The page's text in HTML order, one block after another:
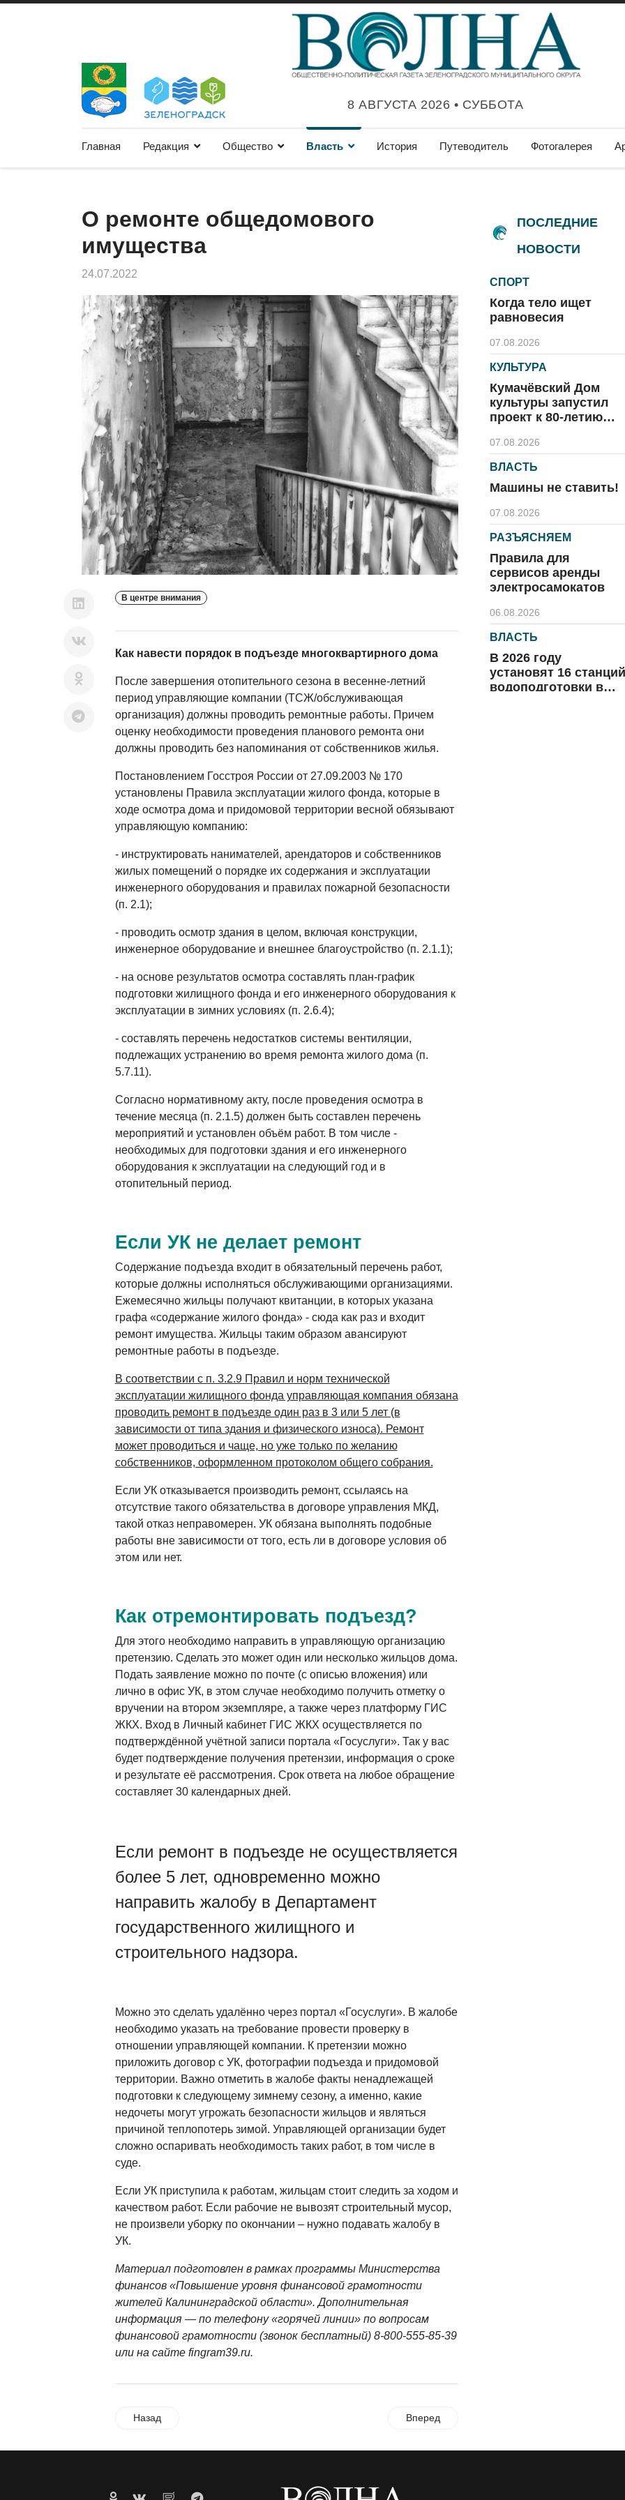
8 АВГУСТА 2026 • СУББОТА
Главная Редакция Общество Власть История Путеводитель Фотогалерея
О ремонте общедомового
имущества
24.07.2022
В центре внимания
Как навести порядок в подъезде многоквартирного дома
После завершения отопительного сезона в весенне-летний
период управляющие компании (ТСЖ/обслуживающая
организация) должны проводить ремонтные работы. Причем
оценку необходимости проведения планового ремонта они
должны проводить без напоминания от собственников жилья.
Постановлением Госстроя России от 27.09.2003 № 170
установлены Правила эксплуатации жилого фонда, которые в
ходе осмотра дома и придомовой территории весной обязывают
управляющую компанию:
- инструктировать нанимателей, арендаторов и собственников
жилых помещений о порядке их содержания и эксплуатации
инженерного оборудования и правилах пожарной безопасности
(п. 2.1);
- проводить осмотр здания в целом, включая конструкции,
инженерное оборудование и внешнее благоустройство (п. 2.1.1);
- на основе результатов осмотра составлять план-график
подготовки жилищного фонда и его инженерного оборудования к
эксплуатации в зимних условиях (п. 2.6.4);
- составлять перечень недостатков системы вентиляции,
подлежащих устранению во время ремонта жилого дома (п.
5.7.11).
Согласно нормативному акту, после проведения осмотра в
течение месяца (п. 2.1.5) должен быть составлен перечень
мероприятий и установлен объём работ. В том числе -
необходимых для подготовки здания и его инженерного
оборудования к эксплуатации на следующий год и в
отопительный период.
Если УК не делает ремонт
Содержание подъезда входит в обязательный перечень работ,
которые должны исполняться обслуживающими организациями.
Ежемесячно жильцы получают квитанции, в которых указана
графа «содержание жилого фонда» - сюда как раз и входит
ремонт имущества. Жильцы таким образом авансируют
ремонтные работы в подъезде.
В соответствии с п. 3.2.9 Правил и норм технической
эксплуатации жилищного фонда управляющая компания обязана
проводить ремонт в подъезде один раз в 3 или 5 лет (в
зависимости от типа здания и физического износа). Ремонт
может проводиться и чаще, но уже только по желанию
собственников, оформленном протоколом общего собрания.
Если УК отказывается производить ремонт, ссылаясь на
отсутствие такого обязательства в договоре управления МКД,
такой отказ неправомерен. УК обязана выполнять подобные
работы вне зависимости от того, есть ли в договоре условия об
этом или нет.
Как отремонтировать подъезд?
Для этого необходимо направить в управляющую организацию
претензию. Сделать это может один или несколько жильцов дома.
Подать заявление можно по почте (с описью вложения) или
лично в офис УК, в этом случае необходимо получить отметку о
вручении на втором экземпляре, а также через платформу ГИС
ЖКХ. Вход в Личный кабинет ГИС ЖКХ осуществляется по
подтверждённой учётной записи портала «Госуслуги». Так у вас
будет подтверждение получения претензии, информация о сроке
и результате её рассмотрения. Срок ответа на любое обращение
составляет 30 календарных дней.
Если ремонт в подъезде не осуществляется
более 5 лет, одновременно можно
направить жалобу в Департамент
государственного жилищного и
строительного надзора.
Можно это сделать удалённо через портал «Госуслуги». В жалобе
необходимо указать на требование провести проверку в
отношении управляющей компании. К претензии можно
приложить договор с УК, фотографии подъезда и придомовой
территории. Важно отметить в жалобе факты ненадлежащей
подготовки к следующему зимнему сезону, а именно, какие
недочеты могут угрожать безопасности жильцов и являться
причиной теплопотерь зимой. Управляющей организации будет
сложно оспаривать необходимость таких работ, в том числе в
суде.
Если УК приступила к работам, жильцам стоит следить за ходом и
качеством работ. Если рабочие не вывозят строительный мусор,
не произвели уборку по окончании – нужно подавать жалобу в
УК.
Материал подготовлен в рамках программы Министерства
финансов «Повышение уровня финансовой грамотности
жителей Калининградской области». Дополнительная
информация — по телефону «горячей линии» по вопросам
финансовой грамотности (звонок бесплатный) 8-800-555-85-39
или на сайте fingram39.ru.
Назад Вперед
ПОСЛЕДНИЕ
НОВОСТИ
СПОРТ
Когда тело ищет
равновесия
07.08.2026
КУЛЬТУРА
Кумачёвский Дом
культуры запустил
проект к 80-летию
07.08.2026
ВЛАСТЬ
Машины не ставить!
07.08.2026
РАЗЪЯСНЯЕМ
Правила для
сервисов аренды
электросамокатов
06.08.2026
ВЛАСТЬ
В 2026 году
установят 16 станций
водоподготовки в